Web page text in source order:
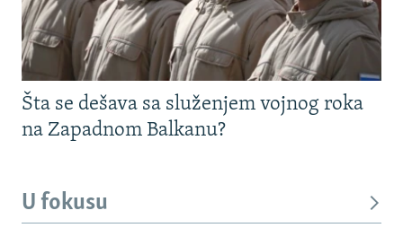
Šta se dešava sa služenjem vojnog roka
na Zapadnom Balkanu?
U fokusu